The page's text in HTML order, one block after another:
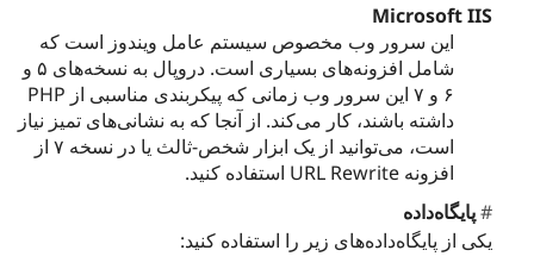
Microsoft IIS
این سرور وب مخصوص سیستم عامل ویندوز است که
شامل افزونه‌های بسیاری است. دروپال به نسخه‌های ۵ و
۶ و ۷ این سرور وب زمانی که پیکربندی مناسبی از PHP
داشته باشند، کار می‌کند. از آنجا که به نشانی‌های تمیز نیاز
است، می‌توانید از یک ابزار شخص-ثالث یا در نسخه ۷ از
افزونه URL Rewrite استفاده کنید.
پایگاه‌داده
یکی از پایگاه‌داده‌های زیر را استفاده کنید: